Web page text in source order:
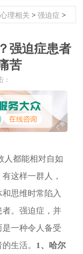
心理相关 > 强迫症 >
强迫症患者
苦
:
都能相对自如
这样一群人，
思维时常陷入
。强迫症，并
一种令人备受
生活。 1、哈尔